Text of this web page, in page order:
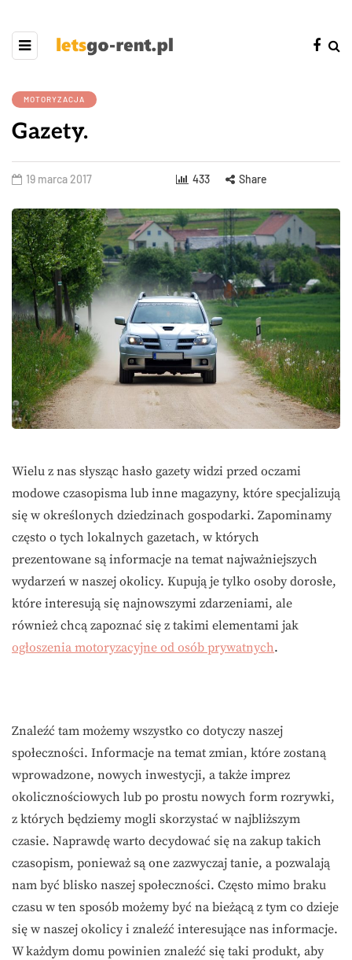
MOTORYZACJA
Gazety.
19 marca 2017 433 Share
Wielu z nas słysząc hasło gazety widzi przed oczami
modowe czasopisma lub inne magazyny, które specjalizują
się w określonych dziedzinach gospodarki. Zapominamy
często o tych lokalnych gazetach, w których
prezentowane są informacje na temat najważniejszych
wydarzeń w naszej okolicy. Kupują je tylko osoby dorosłe,
które interesują się najnowszymi zdarzeniami, ale
również chcą zapoznać się z takimi elementami jak
ogłoszenia motoryzacyjne od osób prywatnych.
Znaleźć tam możemy wszystko co dotyczy naszej
społeczności. Informacje na temat zmian, które zostaną
wprowadzone, nowych inwestycji, a także imprez
okolicznościowych lub po prostu nowych form rozrywki,
z których będziemy mogli skorzystać w najbliższym
czasie. Naprawdę warto decydować się na zakup takich
czasopism, ponieważ są one zazwyczaj tanie, a pozwalają
nam być blisko naszej społeczności. Często mimo braku
czasu w ten sposób możemy być na bieżącą z tym co dzieje
się w naszej okolicy i znaleźć interesujące nas informacje.
W każdym domu powinien znaleźć się taki produkt, aby